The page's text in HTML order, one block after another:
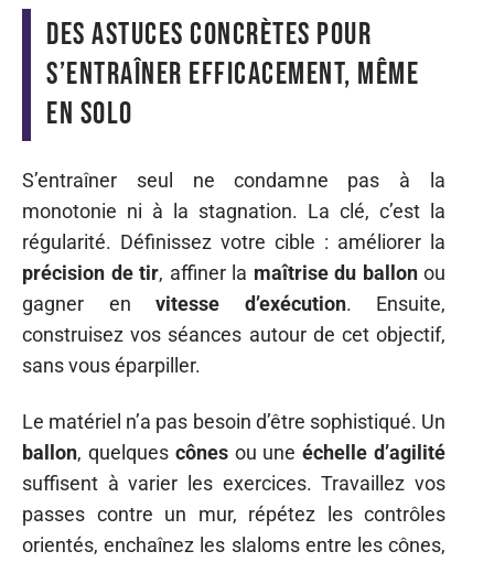
Des astuces concrètes pour
s’entraîner efficacement, même
en solo
S’entraîner seul ne condamne pas à la
monotonie ni à la stagnation. La clé, c’est la
régularité. Définissez votre cible : améliorer la
précision de tir, affiner la maîtrise du ballonou
gagner en vitesse d’exécution. Ensuite,
construisez vos séances autour de cet objectif,
sans vous éparpiller.
Le matériel n’a pas besoin d’être sophistiqué. Un
ballon, quelques cônesou uneéchelle d’agilité
suffisent à varier les exercices. Travaillez vos
passes contre un mur, répétez les contrôles
orientés, enchaînez les slaloms entre les cônes,